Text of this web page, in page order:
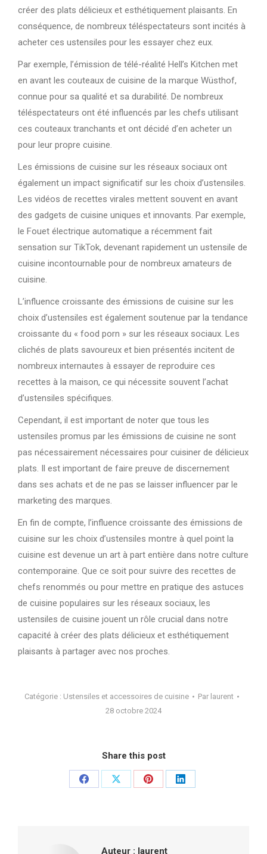
créer des plats délicieux et esthétiquement plaisants. En
conséquence, de nombreux téléspectateurs sont incités à
acheter ces ustensiles pour les essayer chez eux.
Par exemple, l’émission de télé-réalité Hell’s Kitchen met
en avant les couteaux de cuisine de la marque Wüsthof,
connue pour sa qualité et sa durabilité. De nombreux
téléspectateurs ont été influencés par les chefs utilisant
ces couteaux tranchants et ont décidé d’en acheter un
pour leur propre cuisine.
Les émissions de cuisine sur les réseaux sociaux ont
également un impact significatif sur les choix d’ustensiles.
Les vidéos de recettes virales mettent souvent en avant
des gadgets de cuisine uniques et innovants. Par exemple,
le Fouet électrique automatique a récemment fait
sensation sur TikTok, devenant rapidement un ustensile de
cuisine incontournable pour de nombreux amateurs de
cuisine.
L’influence croissante des émissions de cuisine sur les
choix d’ustensiles est également soutenue par la tendance
croissante du « food porn » sur les réseaux sociaux. Les
clichés de plats savoureux et bien présentés incitent de
nombreux internautes à essayer de reproduire ces
recettes à la maison, ce qui nécessite souvent l’achat
d’ustensiles spécifiques.
Cependant, il est important de noter que tous les
ustensiles promus par les émissions de cuisine ne sont
pas nécessairement nécessaires pour cuisiner de délicieux
plats. Il est important de faire preuve de discernement
dans ses achats et de ne pas se laisser influencer par le
marketing des marques.
En fin de compte, l’influence croissante des émissions de
cuisine sur les choix d’ustensiles montre à quel point la
cuisine est devenue un art à part entière dans notre culture
contemporaine. Que ce soit pour suivre des recettes de
chefs renommés ou pour mettre en pratique des astuces
de cuisine populaires sur les réseaux sociaux, les
ustensiles de cuisine jouent un rôle crucial dans notre
capacité à créer des plats délicieux et esthétiquement
plaisants à partager avec nos proches.
Catégorie : Ustensiles et accessoires de cuisine Par laurent
28 octobre 2024
Share this post
PartagerPartagerPartagerPartager
Auteur : laurent